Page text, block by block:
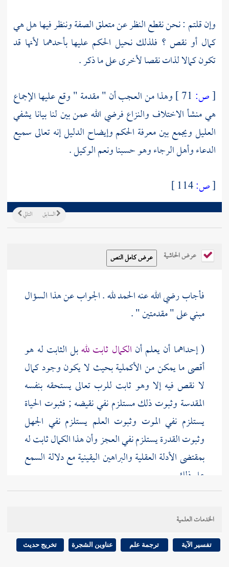
وإن قلتم : نحن نقطع النظر عن متعلق الصفة وننظر فيها هل هي
كمال أو نقص ؟ فلذلك نحيل الحكم عليها بأحدهما لأنها قد
تكون كمالا لذات نقصا لأخرى على ما ذكر .
[ص:
وهذا من العجب أن " مقدمة " وقع عليها الإجماع
هي منشأ الاختلاف والنزاع فرضي الله عمن بين لنا بيانا يشفي
العليل ويجمع بين معرفة الحكم وإيضاح الدليل إنه تعالى سميع
الدعاء وأهل الرجاء وهو حسبنا ونعم الوكيل .
[ص:
التالي السابق
عرض الحاشية
فأجاب رضي الله عنه الحمد لله . الجواب عن هذا السؤال
مبني على " مقدمتين " .
( إحداهما أن يعلم أن الكمال ثابت للهبل الثابت له هو
أقصى ما يمكن من الأكملية بحيث لا يكون وجود كمال
لا نقص فيه إلا وهو ثابت للرب تعالى يستحقه بنفسه
المقدسة وثبوت ذلك مستلزم نفي نقيضه ; فثبوت الحياة
يستلزم نفي الموت وثبوت العلم يستلزم نفي الجهل
وثبوت القدرة يستلزم نفي العجز وأن هذا الكمال ثابت له
بمقتضى الأدلة العقلية والبراهين اليقينية مع دلالة السمع
على ذلك .
ودلالة القرآن على الأمور ( نوعان : ( أحدهما خبر الله
الصادق فما أخبر الله ورسوله به فهو حق كما أخبر الله به .الخدمات العلمية
تفسير الآية ترجمة علم عناوين الشجرة تخريج حديث